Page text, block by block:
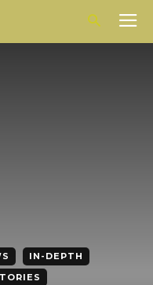
IN-DEPTH